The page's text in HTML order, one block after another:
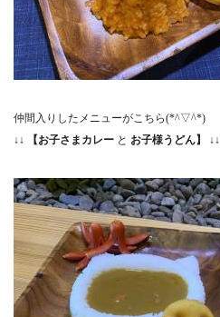
仲間入りしたメニューがこちら(*^▽^*)
↓↓ 【お子さまカレー と お子様うどん】 ↓↓